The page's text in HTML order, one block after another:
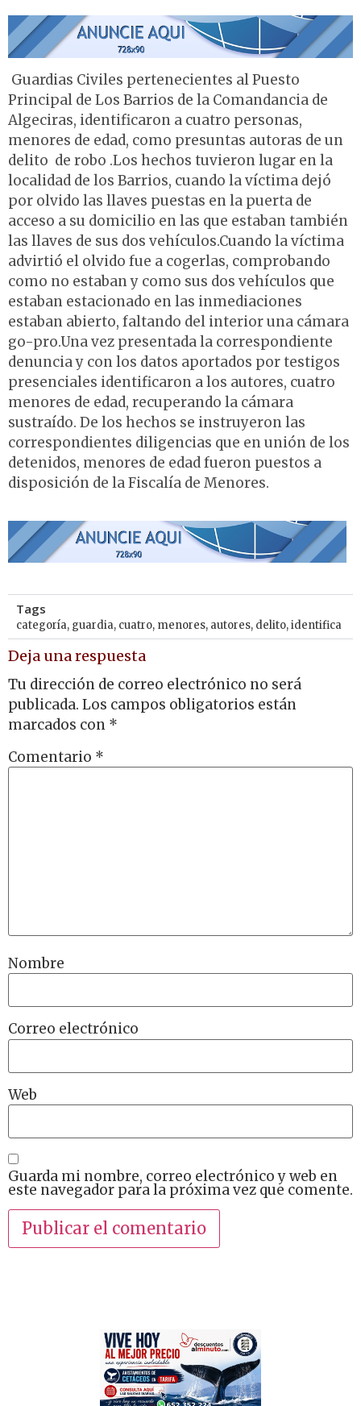
Guardias Civiles pertenecientes al Puesto
Principal de Los Barrios de la Comandancia de
Algeciras, identificaron a cuatro personas,
menores de edad, como presuntas autoras de un
delito de robo .Los hechos tuvieron lugar en la
localidad de los Barrios, cuando la víctima dejó
por olvido las llaves puestas en la puerta de
acceso a su domicilio en las que estaban también
las llaves de sus dos vehículos.Cuando la víctima
advirtió el olvido fue a cogerlas, comprobando
como no estaban y como sus dos vehículos que
estaban estacionado en las inmediaciones
estaban abierto, faltando del interior una cámara
go-pro.Una vez presentada la correspondiente
denuncia y con los datos aportados por testigos
presenciales identificaron a los autores, cuatro
menores de edad, recuperando la cámara
sustraído. De los hechos se instruyeron las
correspondientes diligencias que en unión de los
detenidos, menores de edad fueron puestos a
disposición de la Fiscalía de Menores.
Tags
categoría, guardia, cuatro, menores, autores, delito,identifica
Deja una respuesta
Tu dirección de correo electrónico no será
publicada. Los campos obligatorios están
marcados con *
Comentario *
Nombre
Correo electrónico
Web
Guarda mi nombre, correo electrónico y web en
este navegador para la próxima vez que comente.